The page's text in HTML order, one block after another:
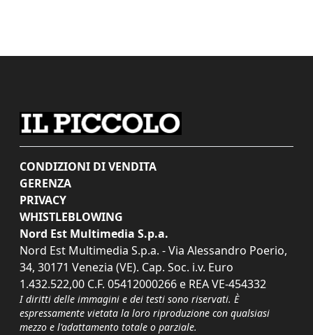
CONDIZIONI DI VENDITA
GERENZA
PRIVACY
WHISTLEBLOWING
Nord Est Multimedia S.p.a.
Nord Est Multimedia S.p.a. - Via Alessandro Poerio,
34, 30171 Venezia (VE). Cap. Soc. i.v. Euro
1.432.522,00 C.F. 05412000266 e REA VE-454332
I diritti delle immagini e dei testi sono riservati. È
espressamente vietata la loro riproduzione con qualsiasi
mezzo e l'adattamento totale o parziale.